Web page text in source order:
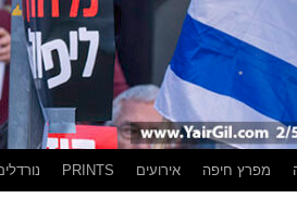
מפרץ חיפה אירועים PRINTS